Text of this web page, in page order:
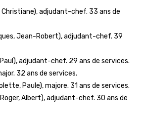
Christiane), adjudant-chef. 33 ans de
Jean-Robert), adjudant-chef. 39
adjudant-chef. 29 ans de services.
32 ans de services.
Paule), majore. 31 ans de services.
Albert), adjudant-chef. 30 ans de